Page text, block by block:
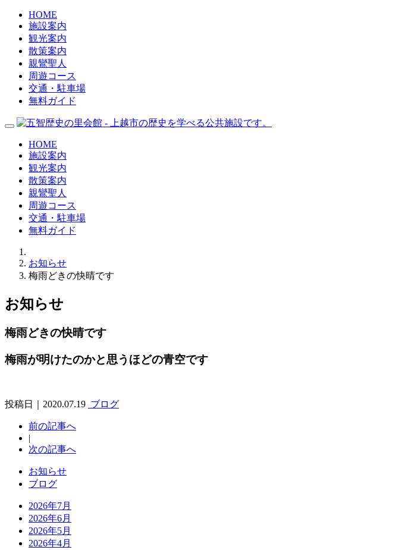
HOME
施設案内
観光案内
散策案内
親鸞聖人
周遊コース
交通・駐車場
無料ガイド
HOME
施設案内
観光案内
散策案内
親鸞聖人
周遊コース
交通・駐車場
無料ガイド
お知らせ
梅雨どきの快晴です
お知らせ
梅雨どきの快晴です
梅雨が明けたのかと思うほどの青空です
投稿日｜2020.07.19 ブログ
前の記事へ
|
次の記事へ
お知らせ
ブログ
2026年7月
2026年6月
2026年5月
2026年4月